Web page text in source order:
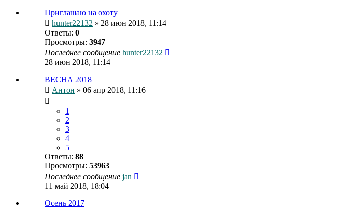
Приглашаю на охоту
hunter22132 » 28 июн 2018, 11:14
Ответы: 0
Просмотры: 3947
Последнее сообщение hunter22132
28 июн 2018, 11:14
ВЕСНА 2018
Антон » 06 апр 2018, 11:16
1
2
3
4
5
Ответы: 88
Просмотры: 53963
Последнее сообщение jan
11 май 2018, 18:04
Осень 2017